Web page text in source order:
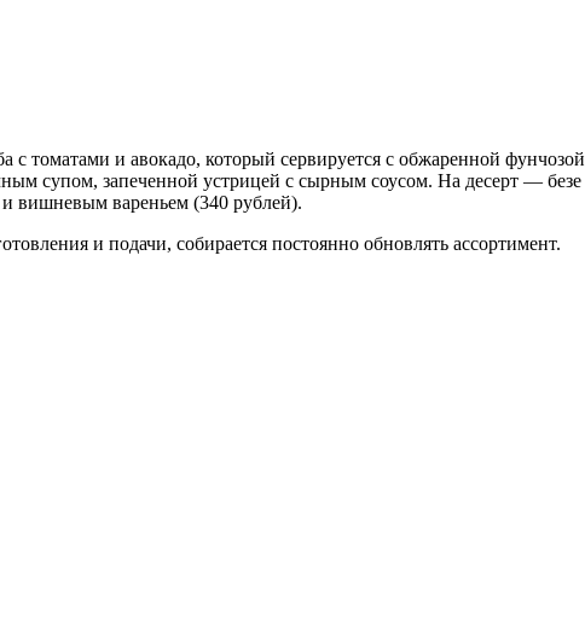
с томатами и авокадо, который сервируется с обжаренной фунчозой
супом, запеченной устрицей с сырным соусом. На десерт — безе
вишневым вареньем (340 рублей).
и подачи, собирается постоянно обновлять ассортимент.